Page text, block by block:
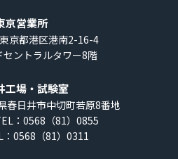
京営業所
東京都港区港南2-16-4
ントラルタワー8階
工場・試験室
春日井市中切町若原8番地
：0568（81）0855
：0568（81）0311